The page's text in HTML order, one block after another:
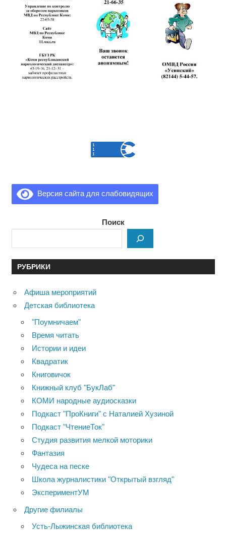
Версия сайта для слабовидящих
Поиск
РУБРИКИ
Афиша мероприятий
Детская библиотека
"Поумничаем"
Время читать
Истории и идеи
Квадратик
Книговичок
Книжный клуб "БукЛаб"
КОМИ народные аудиосказки
Подкаст "ПроКниги" с Наталией Хузиной
Подкаст "ЧтениеТок"
Студия развития мелкой моторики
Фантазия
Чудеса на песке
Школа журналистики "Открытый взгляд"
ЭкспериментУМ
Другие филиалы
Усть-Лыжинская библиотека